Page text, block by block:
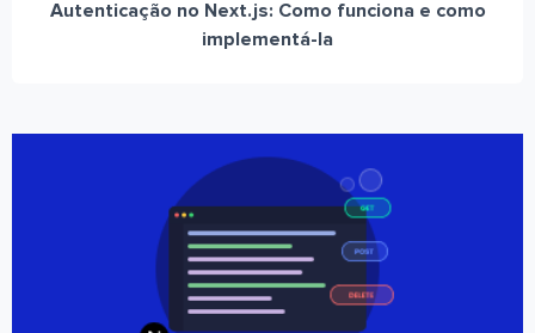
Autenticação no Next.js: Como funciona e como
implementá-la